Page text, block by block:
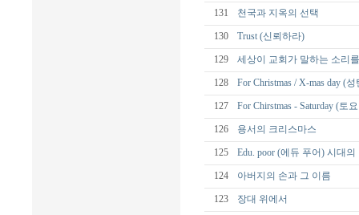
131 천국과 지옥의 선택
130 Trust (신뢰하라)
129 세상이 교회가 말하는 소리
128 For Christmas / X-mas day (
127 For Chirstmas - Saturday (토
126 용서의 크리스마스
125 Edu. poor (에듀 푸어) 시대
124 아버지의 손과 그 이름
123 장대 위에서